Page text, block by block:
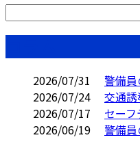
2026/07/31
警備
2026/07/24
交通
2026/07/17
セー
2026/06/19
警備